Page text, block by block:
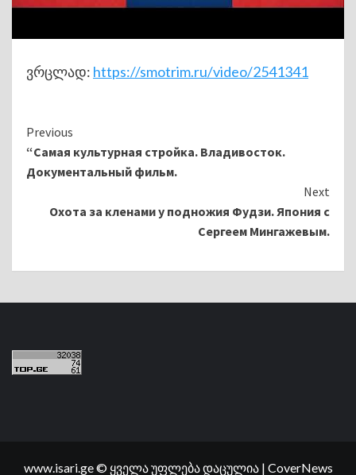
ვრცლად: https://smotrim.ru/video/2541341
Continue
Reading
Previous
“Самая культурная стройка. Владивосток.
Документальный фильм.
Next
Охота за кленами у подножия Фудзи. Япония с
Сергеем Мингажевым.
www.isari.ge © ყველა უფლება დაცულია | CoverNews